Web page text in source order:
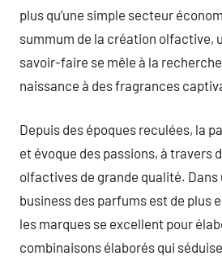
plus qu’une simple secteur
summum de la création olfactive,
savoir-faire se mêle à la
naissance à des fragrances
Depuis des époques reculées, la
et évoque des passions, à travers
olfactives de grande qualité. Dans
business des parfums est de plus
les marques se excellent pour
combinaisons élaborés qui